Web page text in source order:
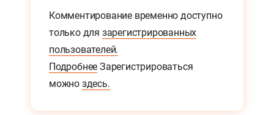
Комментирование временно доступно
только для зарегистрированных
пользователей.
Подробнее Зарегистрироваться
можно здесь.